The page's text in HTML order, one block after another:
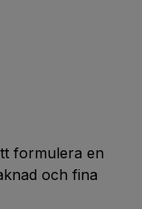
formulera en
och fina